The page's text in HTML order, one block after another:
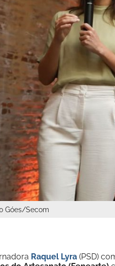
Góes/Secom
Raquel Lyra (PSD)